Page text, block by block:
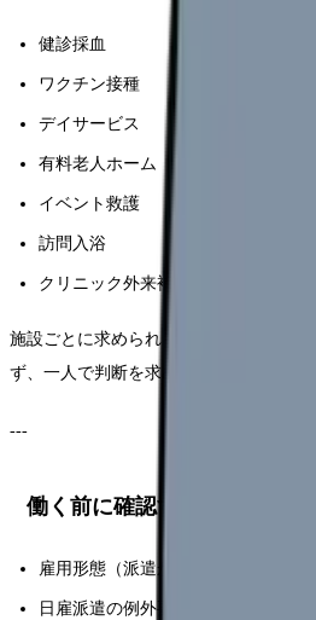
健診採血
ワクチン接種
デイサービス
有料老人ホーム
イベント救護
訪問入浴
クリニック外来補助
施設ごとに求められるスキルは違いま
ず、一人で判断を求められる場面もあり
---
働く前に確認すること
雇用形態（派遣か直接雇用か）
日雇派遣の例外要件に該当するか